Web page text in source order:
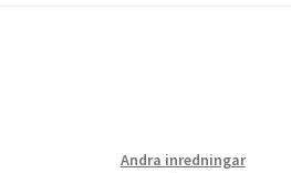
Andra inredningar